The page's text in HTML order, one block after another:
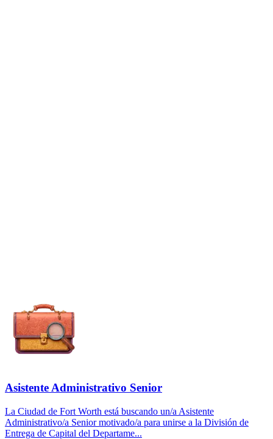
Asistente Administrativo Senior
La Ciudad de Fort Worth está buscando un/a Asistente
Administrativo/a Senior motivado/a para unirse a la División de
Entrega de Capital del Departame...